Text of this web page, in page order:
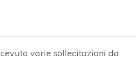
varie sollecitazioni da